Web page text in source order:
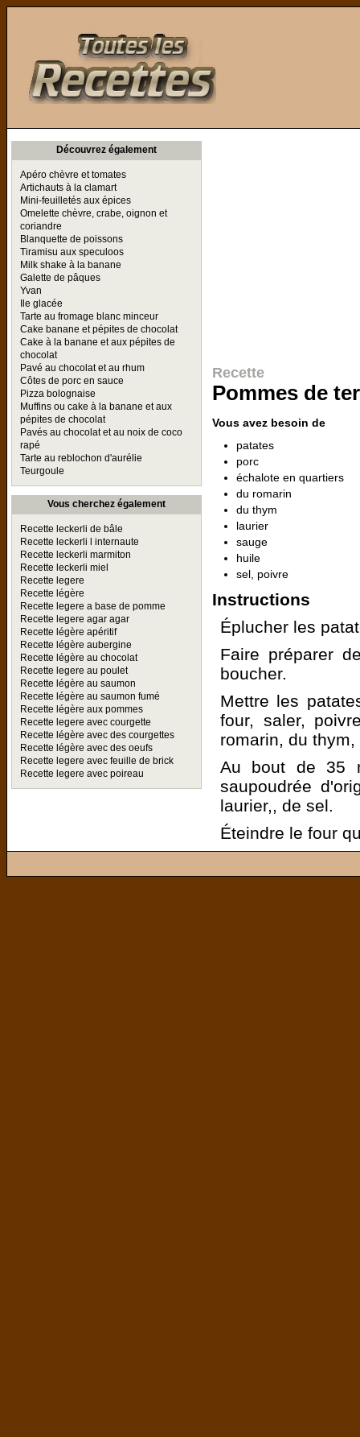
Découvrez également
Apéro chèvre et tomates
Artichauts à la clamart
Mini-feuilletés aux épices
Omelette chèvre, crabe, oignon et
coriandre
Blanquette de poissons
Tiramisu aux speculoos
Milk shake à la banane
Galette de pâques
Yvan
Ile glacée
Tarte au fromage blanc minceur
Cake banane et pépites de chocolat
Cake à la banane et aux pépites de
chocolat
Pavé au chocolat et au rhum
Côtes de porc en sauce
Pizza bolognaise
Muffins ou cake à la banane et aux
pépites de chocolat
Pavés au chocolat et au noix de coco
rapé
Tarte au reblochon d'aurélie
Teurgoule
Vous cherchez également
Recette leckerli de bâle
Recette leckerli l internaute
Recette leckerli marmiton
Recette leckerli miel
Recette legere
Recette légère
Recette legere a base de pomme
Recette legere agar agar
Recette légère apéritif
Recette légère aubergine
Recette légère au chocolat
Recette legere au poulet
Recette légère au saumon
Recette légère au saumon fumé
Recette légère aux pommes
Recette legere avec courgette
Recette légère avec des courgettes
Recette légère avec des oeufs
Recette legere avec feuille de brick
Recette legere avec poireau
Recette
Pommes de
Vous avez besoin de
patates
porc
échalote en quartiers
du romarin
du thym
laurier
sauge
huile
sel, poivre
Instructions
Éplucher les
Faire préparer
boucher.
Mettre les
four, saler,
romarin, du
Au bout de 35
saupoudrée
laurier,, de sel.
Éteindre le four